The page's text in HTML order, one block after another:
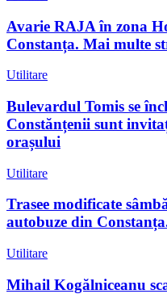
Avarie RAJA în zona
Constanța. Mai multe
Utilitare
Bulevardul Tomis se
Constănțenii sunt
orașului
Utilitare
Trasee modificate
autobuze din
Utilitare
Mihail Kogălniceanu